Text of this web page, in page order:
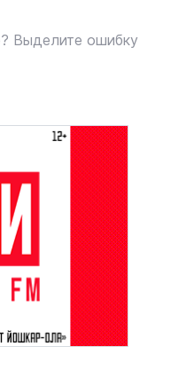
Выделите ошибку